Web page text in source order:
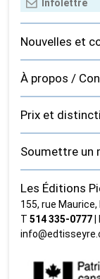
Nouvelles et
À propos /
Prix et
Soumettre un
Les Éditions
155, rue
T514 335‑0777